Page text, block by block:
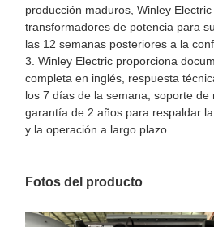
producción maduros, Winley
transformadores de potencia para
las 12 semanas posteriores a la
3. Winley Electric proporciona
completa en inglés, respuesta
los 7 días de la semana, soporte de
garantía de 2 años para respaldar
y la operación a largo plazo.
Fotos del producto